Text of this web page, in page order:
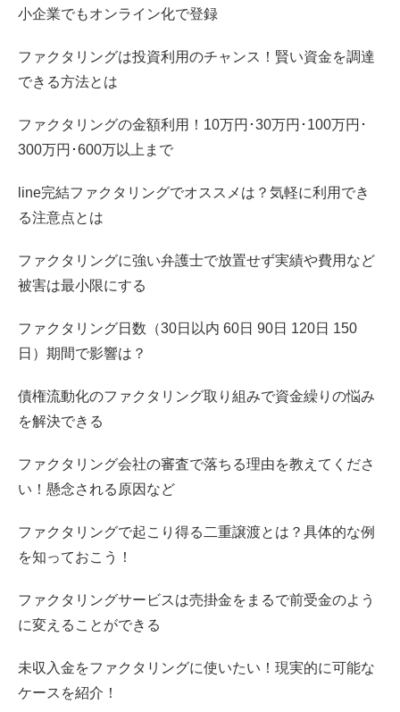
小企業でもオンライン化で登録
ファクタリングは投資利用のチャンス！賢い資金を調達
できる方法とは
ファクタリングの金額利用！10万円･30万円･100万円･
300万円･600万以上まで
line完結ファクタリングでオススメは？気軽に利用でき
る注意点とは
ファクタリングに強い弁護士で放置せず実績や費用など
被害は最小限にする
ファクタリング日数（30日以内 60日 90日 120日 150
日）期間で影響は？
債権流動化のファクタリング取り組みで資金繰りの悩み
を解決できる
ファクタリング会社の審査で落ちる理由を教えてくださ
い！懸念される原因など
ファクタリングで起こり得る二重譲渡とは？具体的な例
を知っておこう！
ファクタリングサービスは売掛金をまるで前受金のよう
に変えることができる
未収入金をファクタリングに使いたい！現実的に可能な
ケースを紹介！